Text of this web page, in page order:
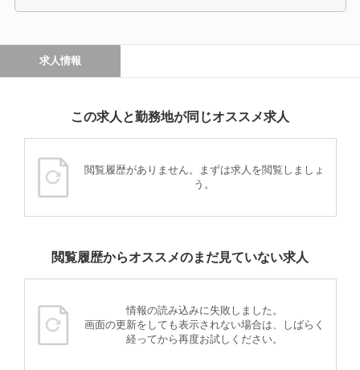
求人情報
この求人と勤務地が同じオススメ求人
閲覧履歴がありません。まずは求人を閲覧しましょ
う。
閲覧履歴からオススメのまだ見ていない求人
情報の読み込みに失敗しました。
画面の更新をしても表示されない場合は、しばらく
経ってから再度お試しください。